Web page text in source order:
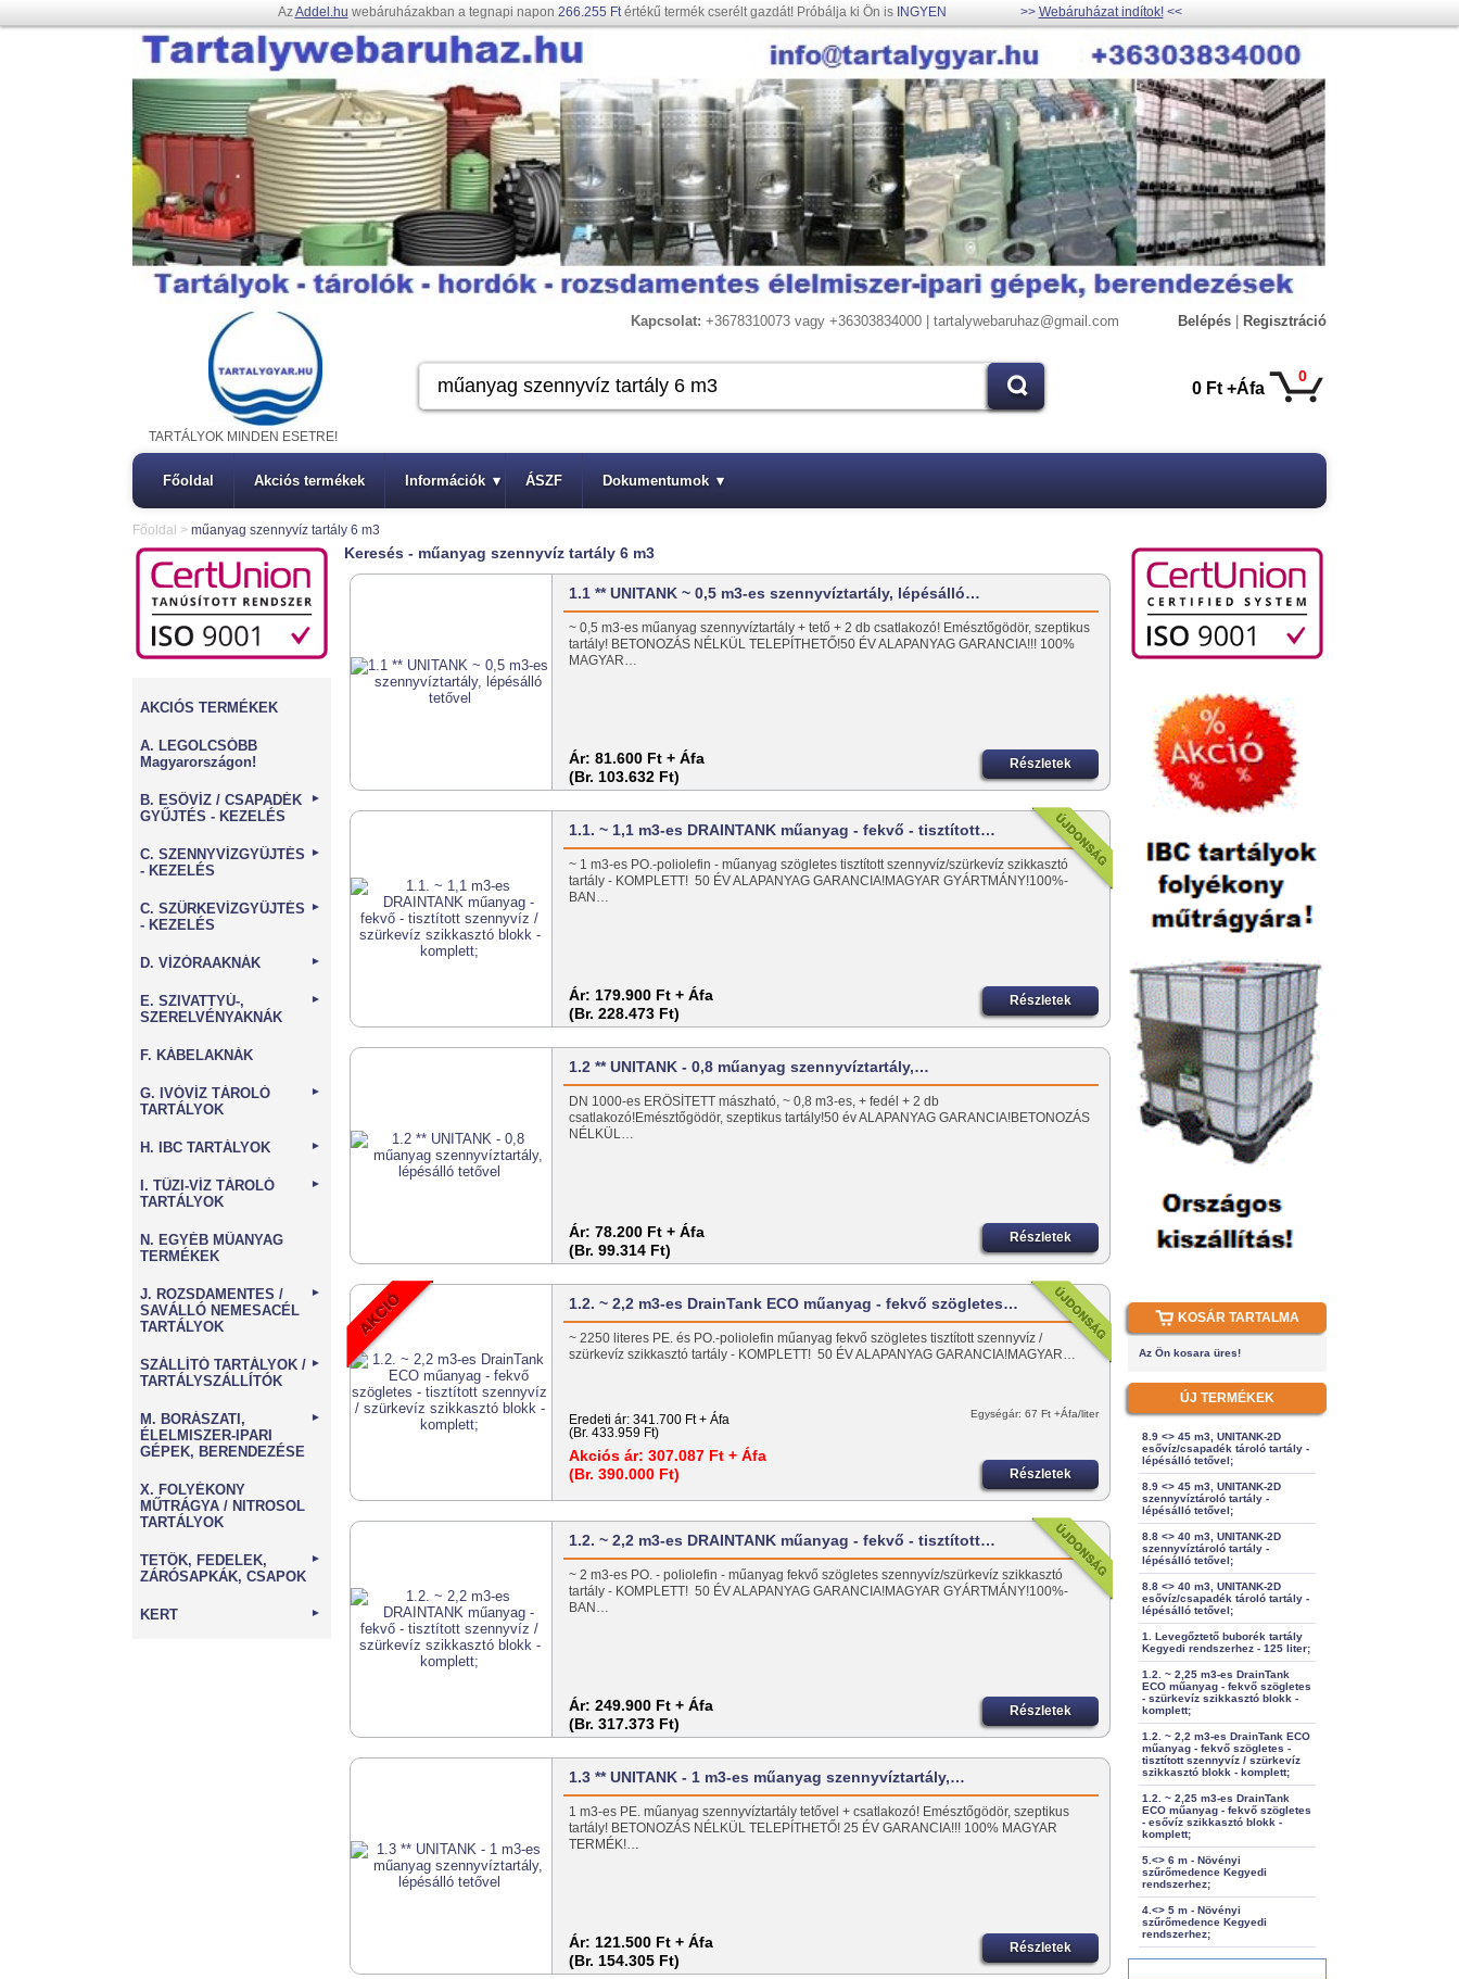
AzAddel.hu webáruházakban a tegnapi napon 266.255 Ftértékű termék cserélt gazdát! Próbálja ki Ön is INGYEN >> Webáruházat indítok!<<
Kapcsolat: +3678310073 vagy +36303834000 | tartalywebaruhaz@gmail.com Belépés Regisztráció
0
0 Ft +Áfa
TARTÁLYOK MINDEN ESETRE!
Főoldal Akciós termékek Információk ▾ ÁSZF Dokumentumok ▾
Főoldal > műanyag szennyvíz tartály 6 m3
AKCIÓS TERMÉKEK
A. LEGOLCSÓBB
Magyarországon!
B. ESŐVÍZ / CSAPADÉK
GYŰJTÉS - KEZELÉS
►
C. SZENNYVÍZGYŰJTÉS
- KEZELÉS
►
C. SZÜRKEVÍZGYŰJTÉS
- KEZELÉS
►
D. VÍZÓRAAKNÁK ►
E. SZIVATTYÚ-,
SZERELVÉNYAKNÁK
►
F. KÁBELAKNÁK
G. IVÓVÍZ TÁROLÓ
TARTÁLYOK
►
H. IBC TARTÁLYOK ►
I. TŰZI-VÍZ TÁROLÓ
TARTÁLYOK
►
N. EGYÉB MŰANYAG
TERMÉKEK
J. ROZSDAMENTES /
SAVÁLLÓ NEMESACÉL
TARTÁLYOK
►
SZÁLLÍTÓ TARTÁLYOK /
TARTÁLYSZÁLLÍTÓK
►
M. BORÁSZATI,
ÉLELMISZER-IPARI
GÉPEK, BERENDEZÉSE
►
X. FOLYÉKONY
MŰTRÁGYA / NITROSOL
TARTÁLYOK
TETŐK, FEDELEK,
ZÁRÓSAPKÁK, CSAPOK
►
KERT ►
Keresés - műanyag szennyvíz tartály 6 m3
1.1 ** UNITANK ~ 0,5 m3-es szennyvíztartály, lépésálló…
~ 0,5 m3-es műanyag szennyvíztartály + tető + 2 db csatlakozó! Emésztőgödör, szeptikus
tartály! BETONOZÁS NÉLKÜL TELEPÍTHETŐ!50 ÉV ALAPANYAG GARANCIA!!! 100%
MAGYAR…
Ár: 81.600 Ft + Áfa
(Br. 103.632 Ft)
Részletek
1.1. ~ 1,1 m3-es DRAINTANK műanyag - fekvő - tisztított…
~ 1 m3-es PO.-poliolefin - műanyag szögletes tisztított szennyvíz/szürkevíz szikkasztó
tartály - KOMPLETT! 50 ÉV ALAPANYAG GARANCIA!MAGYAR GYÁRTMÁNY!100%-
BAN…
Ár: 179.900 Ft + Áfa
(Br. 228.473 Ft)
Részletek
1.2 ** UNITANK - 0,8 műanyag szennyvíztartály,…
DN 1000-es ERŐSÍTETT mászható, ~ 0,8 m3-es, + fedél + 2 db
csatlakozó!Emésztőgödör, szeptikus tartály!50 év ALAPANYAG GARANCIA!BETONOZÁS
NÉLKÜL…
Ár: 78.200 Ft + Áfa
(Br. 99.314 Ft)
Részletek
1.2. ~ 2,2 m3-es DrainTank ECO műanyag - fekvő szögletes…
~ 2250 literes PE. és PO.-poliolefin műanyag fekvő szögletes tisztított szennyvíz /
szürkevíz szikkasztó tartály - KOMPLETT! 50 ÉV ALAPANYAG GARANCIA!MAGYAR…
Eredeti ár: 341.700 Ft + Áfa
(Br. 433.959 Ft)
Akciós ár: 307.087 Ft + Áfa
(Br. 390.000 Ft)
Egységár: 67 Ft +Áfa/liter
Részletek
1.2. ~ 2,2 m3-es DRAINTANK műanyag - fekvő - tisztított…
~ 2 m3-es PO. - poliolefin - műanyag fekvő szögletes szennyvíz/szürkevíz szikkasztó
tartály - KOMPLETT! 50 ÉV ALAPANYAG GARANCIA!MAGYAR GYÁRTMÁNY!100%-
BAN…
Ár: 249.900 Ft + Áfa
(Br. 317.373 Ft)
Részletek
1.3 ** UNITANK - 1 m3-es műanyag szennyvíztartály,…
1 m3-es PE. műanyag szennyvíztartály tetővel + csatlakozó! Emésztőgödör, szeptikus
tartály! BETONOZÁS NÉLKÜL TELEPÍTHETŐ! 25 ÉV GARANCIA!!! 100% MAGYAR
TERMÉK!…
Ár: 121.500 Ft + Áfa
(Br. 154.305 Ft)
Részletek
KOSÁR TARTALMA
Az Ön kosara üres!
ÚJ TERMÉKEK
8.9 <> 45 m3, UNITANK-2D
esővíz/csapadék tároló tartály -
lépésálló tetővel;
8.9 <> 45 m3, UNITANK-2D
szennyvíztároló tartály -
lépésálló tetővel;
8.8 <> 40 m3, UNITANK-2D
szennyvíztároló tartály -
lépésálló tetővel;
8.8 <> 40 m3, UNITANK-2D
esővíz/csapadék tároló tartály -
lépésálló tetővel;
1. Levegőztető buborék tartály
Kegyedi rendszerhez - 125 liter;
1.2. ~ 2,25 m3-es DrainTank
ECO műanyag - fekvő szögletes
- szürkevíz szikkasztó blokk -
komplett;
1.2. ~ 2,2 m3-es DrainTank ECO
műanyag - fekvő szögletes -
tisztított szennyvíz / szürkevíz
szikkasztó blokk - komplett;
1.2. ~ 2,25 m3-es DrainTank
ECO műanyag - fekvő szögletes
- esővíz szikkasztó blokk -
komplett;
5.<> 6 m - Növényi
szűrőmedence Kegyedi
rendszerhez;
4.<> 5 m - Növényi
szűrőmedence Kegyedi
rendszerhez;